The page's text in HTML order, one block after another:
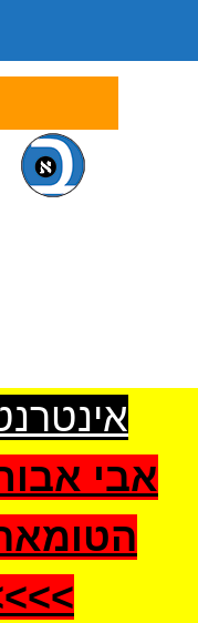
אבי
>>>